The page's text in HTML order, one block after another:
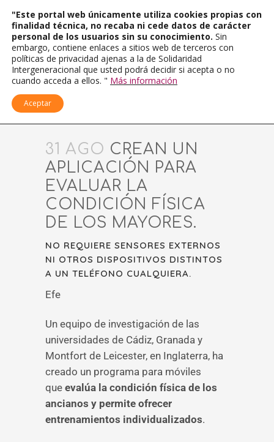
31 AGO CREAN UN
APLICACIÓN PARA
EVALUAR LA
CONDICIÓN FÍSICA
DE LOS MAYORES.
NO REQUIERE SENSORES EXTERNOS
NI OTROS DISPOSITIVOS DISTINTOS
A UN TELÉFONO CUALQUIERA.
Efe
Un equipo de investigación de las
universidades de Cádiz, Granada y
Montfort de Leicester, en Inglaterra, ha
creado un programa para móviles
que evalúa la condición física de los
ancianos y permite ofrecer
entrenamientos individualizados.
"Este portal web únicamente utiliza cookies propias con
finalidad técnica, no recaba ni cede datos de carácter
personal de los usuarios sin su conocimiento. Sin
embargo, contiene enlaces a sitios web de terceros con
políticas de privacidad ajenas a la de Solidaridad
Intergeneracional que usted podrá decidir si acepta o no
cuando acceda a ellos. " Más información
Aceptar